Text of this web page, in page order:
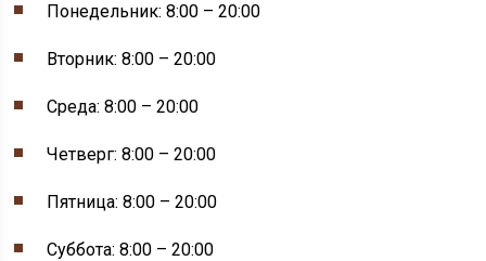
Понедельник: 8:00 – 20:00
Вторник: 8:00 – 20:00
Среда: 8:00 – 20:00
Четверг: 8:00 – 20:00
Пятница: 8:00 – 20:00
Суббота: 8:00 – 20:00